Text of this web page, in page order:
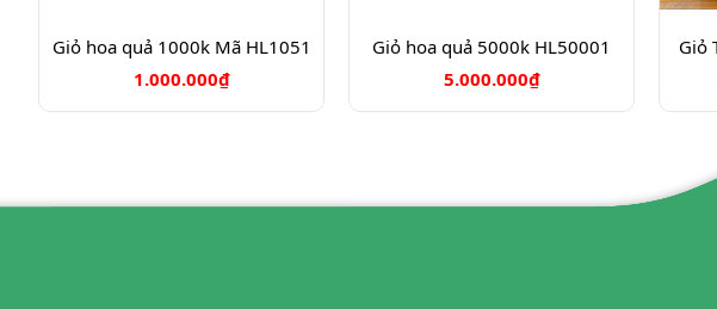
Giỏ hoa quả 1000k Mã HL1051
1.000.000₫
Giỏ hoa quả 5000k HL50001
5.000.000₫
Giỏ